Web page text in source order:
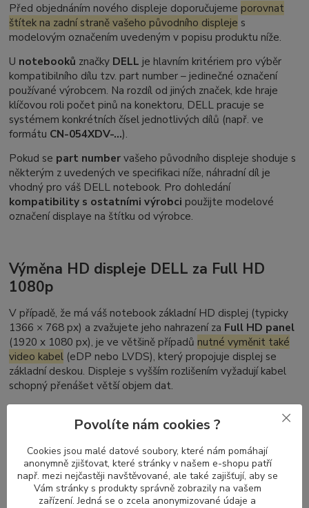
Před objednáním nového displeje doporučujeme porovnat
štítek na zadní straně vašeho původního displeje s
modelovým označením uvedeným v popisu produktu níže.
U notebooků značky DELL je hlavním kritériem pro výběr
kompatibilního dílu tzv. part number– jedinečné označení
používané výrobcem. Na rozdíl od jiných značek, kde hraje
klíčovou roli počet pinů na konektoru, DELL pracuje se
systémem konkrétních čísel jednotlivých dílů (např. ve
formátu CN-054XDV-...).
Pokud se part numbervašeho původního displeje shoduje s
některým z uvedených ve specifikaci níže, náhradní díl je
vhodný pro váš DELL notebook. Pro dohledání
kompatibility s ostatními výrobci použijte modelové
označení displaye na štítku od výrobce.
Výměna HD displeje DELL za Full HD
1080p
V případě, že má váš notebook základní HD displej (typicky
1366 × 768 px) a zvažujete jeho nahrazení za Full HD panel
(1920 x 1080 px), je ve většině případů nutné vyměnit také
video kabel (eDP nebo LVDS), který propojuje displej se
základní deskou. Displeje s vyšším rozlišením vyžadují kabel
schopný přenášet větší objem dat.
Naopak při přechodu z Full HD zpět na HD není výměna
kabelu nutná – kabely pro vyšší rozlišení podporují i nižší
Nelze zaměnit DELL Latitude dotykový
Povolíte nám cookies ?
Cookies jsou malé datové soubory, které nám pomáhají
anonymně zjišťovat, které stránky v našem e-shopu patří
např. mezi nejčastěji navštěvované, ale také zajišťují, aby se
Vám stránky s produkty správně zobrazily na vašem
zařízení. Jedná se o zcela anonymizované údaje a